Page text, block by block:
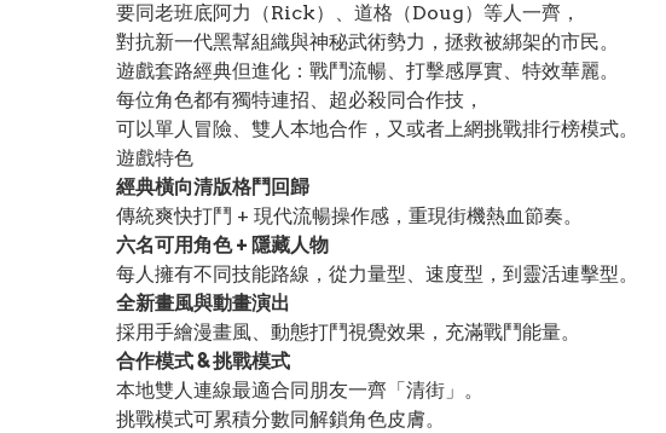
要同老班底阿力（Rick）、道格（Doug）等人一齊，
對抗新一代黑幫組織與神秘武術勢力，拯救被綁架的市民。
遊戲套路經典但進化：戰鬥流暢、打擊感厚實、特效華麗。
每位角色都有獨特連招、超必殺同合作技，
可以單人冒險、雙人本地合作，又或者上網挑戰排行榜模式。
遊戲特色
經典橫向清版格鬥回歸
傳統爽快打鬥 + 現代流暢操作感，重現街機熱血節奏。
六名可用角色 + 隱藏人物
每人擁有不同技能路線，從力量型、速度型，到靈活連擊型。
全新畫風與動畫演出
採用手繪漫畫風、動態打鬥視覺效果，充滿戰鬥能量。
合作模式 & 挑戰模式
本地雙人連線最適合同朋友一齊「清街」。
挑戰模式可累積分數同解鎖角色皮膚。